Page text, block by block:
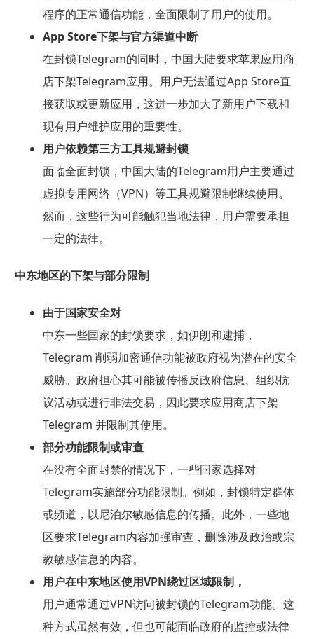
程序的正常通信功能，全面限制了用户的使用。
App Store下架与官方渠道中断
在封锁Telegram的同时，中国大陆要求苹果应用商
店下架Telegram应用。用户无法通过App Store直
接获取或更新应用，这进一步加大了新用户下载和
现有用户维护应用的重要性。
用户依赖第三方工具规避封锁
面临全面封锁，中国大陆的Telegram用户主要通过
虚拟专用网络（VPN）等工具规避限制继续使用。
然而，这些行为可能触犯当地法律，用户需要承担
一定的法律。
中东地区的下架与部分限制
由于国家安全对
中东一些国家的封锁要求，如伊朗和逮捕，
Telegram 削弱加密通信功能被政府视为潜在的安全
威胁。政府担心其可能被传播反政府信息、组织抗
议活动或进行非法交易，因此要求应用商店下架
Telegram 并限制其使用。
部分功能限制或审查
在没有全面封禁的情况下，一些国家选择对
Telegram实施部分功能限制。例如，封锁特定群体
或频道，以尼泊尔敏感信息的传播。此外，一些地
区要求Telegram内容加强审查，删除涉及政治或宗
教敏感信息的内容。
用户在中东地区使用VPN绕过区域限制，
用户通常通过VPN访问被封锁的Telegram功能。这
种方式虽然有效，但也可能面临政府的监控或法律